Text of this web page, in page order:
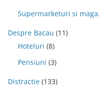
Supermarketuri si
Despre Bacau (11)
Hoteluri (8)
Pensiuni (3)
Distractie (133)